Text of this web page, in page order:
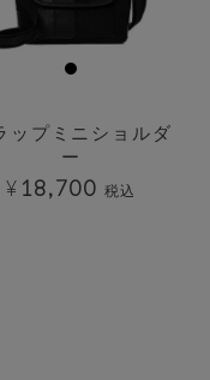
ップミニショルダ
ー
¥ 18,700 税込